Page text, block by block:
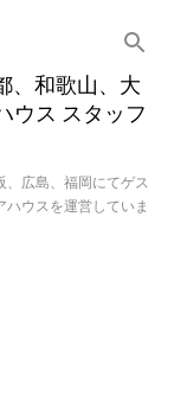
ンツに移動
、和歌山、大
ウス スタッフ
、広島、福岡にてゲス
ウスを運営していま